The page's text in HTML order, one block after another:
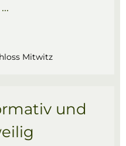
Mitwitz
und